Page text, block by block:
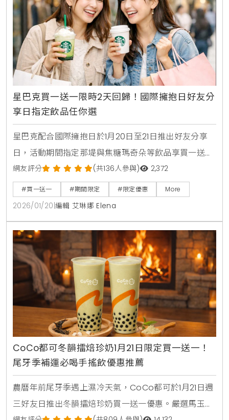
星巴克買一送一限時2天回歸！國際擁抱日好友分
享日指定飲品任你選
星巴克配合國際擁抱日於1月20日至21日推出好友分享
日，活動期間指定那堤與焦糖瑪奇朵等飲品享買一送一
優惠。本文同步整理中國信託聯名卡每週一優惠、外送
平台折扣以及7-11與萊爾富近期的咖啡優惠資訊，讓咖
啡愛好者輕鬆掌握省錢情報。
網友評分 (共136人參與) 2,372
#買一送一 #期間限定 #限定優惠 More
2026/01/20 編輯 艾琳娜 Elena
CoCo都可冬韻擂焙珍奶1月21日限定買一送一！
尾牙季補運必喝手搖飲優惠推薦
農曆年前尾牙季遇上濕冷天氣，CoCo都可於1月21日週
三好友日推出冬韻擂焙珍奶買一送一優惠。嚴選馬玉山